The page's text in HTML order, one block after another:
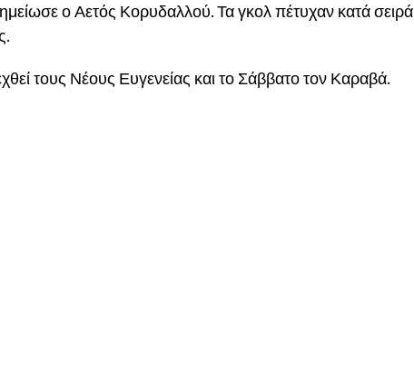
ο Αετός Κορυδαλλού. Τα γκολ πέτυχαν κατά σειρά
τους Νέους Ευγενείας και το Σάββατο τον Καραβά.